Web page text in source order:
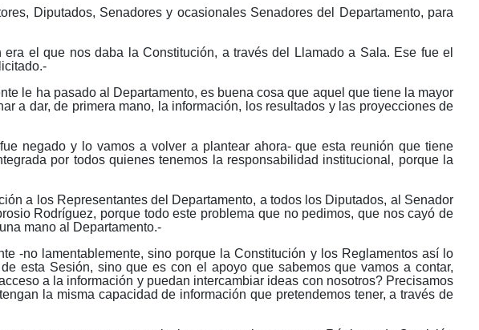
Diputados, Senadores y ocasionales Senadores del Departamento, para
el que nos daba la Constitución, a través del Llamado a Sala. Ese fue el
le ha pasado al Departamento, es buena cosa que aquel que tiene la mayor
a dar, de primera mano, la información, los resultados y las proyecciones de
negado y lo vamos a volver a plantear ahora- que esta reunión que tiene
por todos quienes tenemos la responsabilidad institucional, porque la
a los Representantes del Departamento, a todos los Diputados, al Senador
Rodríguez, porque todo este problema que no pedimos, que nos cayó de
mano al Departamento.-
-no lamentablemente, sino porque la Constitución y los Reglamentos así lo
esta Sesión, sino que es con el apoyo que sabemos que vamos a contar,
a la información y puedan intercambiar ideas con nosotros? Precisamos
la misma capacidad de información que pretendemos tener, a través de